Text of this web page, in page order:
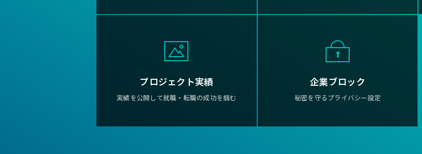
プロジェクト実績
実績を公開して就職・転職の成功を掴む
企業ブロック
秘密を守るプライバシー設定